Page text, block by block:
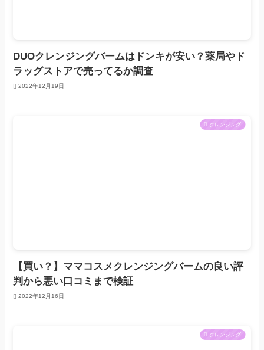
DUOクレンジングバームはドンキが安い？薬局やド
ラッグストアで売ってるか調査
2022年12月19日
クレンジング
【買い？】ママコスメクレンジングバームの良い評
判から悪い口コミまで検証
2022年12月16日
クレンジング